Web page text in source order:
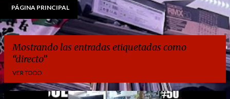
PÁGINA PRINCIPAL
Mostrando las entradas etiquetadas como
directo
VER TODO